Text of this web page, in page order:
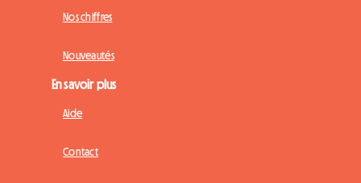
Nos chiffres
Nouveautés
En savoir plus
Aide
Contact